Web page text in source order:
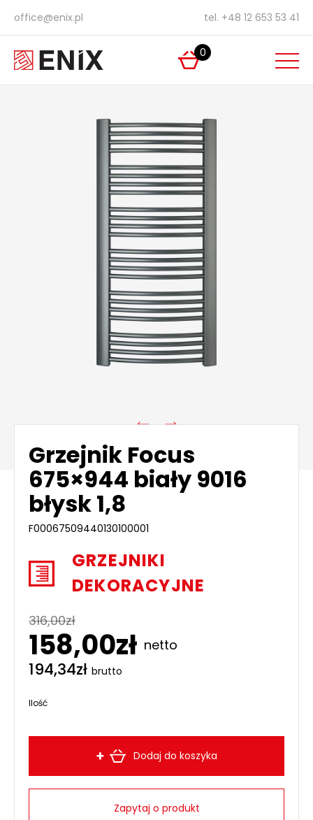
office@enix.pl tel. +48 12 653 53 41
0
Grzejnik Focus
675×944 biały 9016
błysk 1,8
F00067509440130100001
GRZEJNIKI
DEKORACYJNE
316,00zł
158,00zł netto
194,34zł brutto
Ilość
Dodaj do koszyka
Zapytaj o produkt